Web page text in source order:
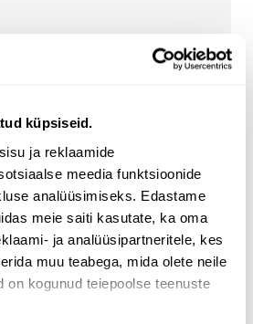
küpsiseid.
ja reklaamide
meedia funktsioonide
analüüsimiseks. Edastame
meie saiti kasutate, ka oma
ja analüüsipartneritele, kes
muu teabega, mida olete neile
on kogunud teiepoolse teenuste
- leia endale vajalik
,transport,ehitus,
,materjali käitlemine .
rasketehnika
vajadustele vastav traktor,